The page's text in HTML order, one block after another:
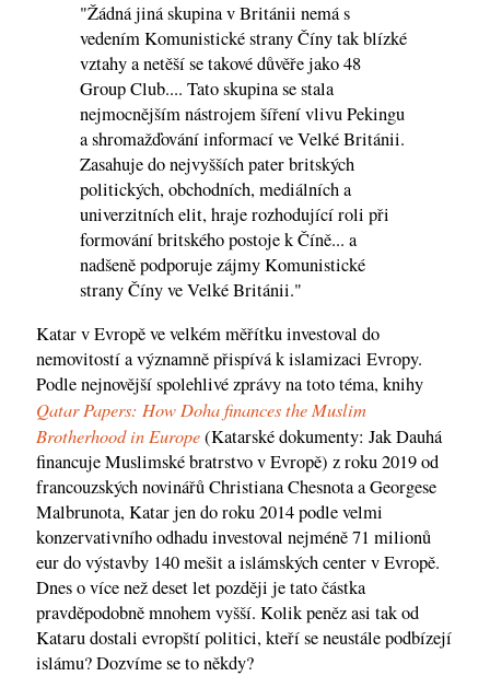
"Žádná jiná skupina v Británii nemá s
vedením Komunistické strany Číny tak blízké
vztahy a netěší se takové důvěře jako 48
Group Club.... Tato skupina se stala
nejmocnějším nástrojem šíření vlivu Pekingu
a shromažďování informací ve Velké Británii.
Zasahuje do nejvyšších pater britských
politických, obchodních, mediálních a
univerzitních elit, hraje rozhodující roli při
formování britského postoje k Číně... a
nadšeně podporuje zájmy Komunistické
strany Číny ve Velké Británii."
Katar v Evropě ve velkém měřítku investoval do
nemovitostí a významně přispívá k islamizaci Evropy.
Podle nejnovější spolehlivé zprávy na toto téma, knihy
Qatar Papers: How Doha finances the Muslim
Brotherhood in Europe(Katarské dokumenty: Jak Dauhá
financuje Muslimské bratrstvo v Evropě) z roku 2019 od
francouzských novinářů Christiana Chesnota a Georgese
Malbrunota, Katar jen do roku 2014 podle velmi
konzervativního odhadu investoval nejméně 71 milionů
eur do výstavby 140 mešit a islámských center v Evropě.
Dnes o více než deset let později je tato částka
pravděpodobně mnohem vyšší. Kolik peněz asi tak od
Kataru dostali evropští politici, kteří se neustále podbízejí
islámu? Dozvíme se to někdy?